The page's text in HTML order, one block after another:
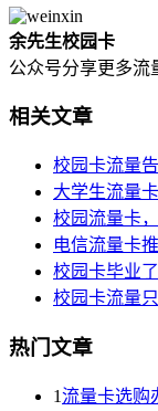
余先生校园卡
公众号分享更多流
相关文章
校园卡流量
大学生流量
校园流量卡
电信流量卡
校园卡毕业
校园卡流量
热门文章
1流量卡选购